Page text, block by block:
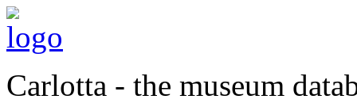
Carlotta - the museum